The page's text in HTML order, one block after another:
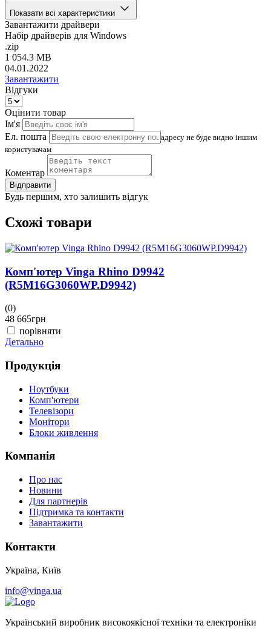
Показати всі характеристики
Завантажити драйвери
Набір драйверів для Windows
.zip
1 054.3 MB
04.01.2022
Завантажити
Відгуки
Оцінити товар
Ім'я
Ел. пошта
адресу не буде видно іншим
користувачам
Коментар
Відправити
Будь першим, хто залишить відгук
Схожі товари
Комп'ютер Vinga Rhino D9942
(R5M16G3060WP.D9942)
(0)
48 665грн
порівняти
Детально
Продукція
Ноутбуки
Комп'ютери
Телевізори
Монітори
Блоки живлення
Компанія
Про нас
Новини
Для партнерів
Підтримка та контакти
Завантажити
Контакти
Україна, Київ
info@vinga.ua
Український виробник високоякісної техніки та електроніки